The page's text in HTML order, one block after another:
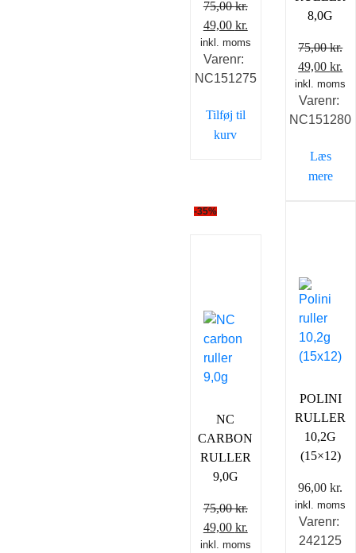
75,00kr.
Den
oprindelige
pris
var:
49,00 kr.
aktuelle
er:
inkl. moms
Varenr:
NC151275
Tilføj til
kurv
8,0G
75,00kr.
Den
pris
var:
49,00kr.
er:
inkl. moms
Varenr:
NC151280
Læs
mere
-35%
NC
CARBON
RULLER
9,0G
75,00kr.
Den
oprindelige
49,00 kr.
aktuelle
inkl. moms
POLINI
RULLER
10,2G
(15×12)
96,00kr.
inkl. moms
Varenr:
242125